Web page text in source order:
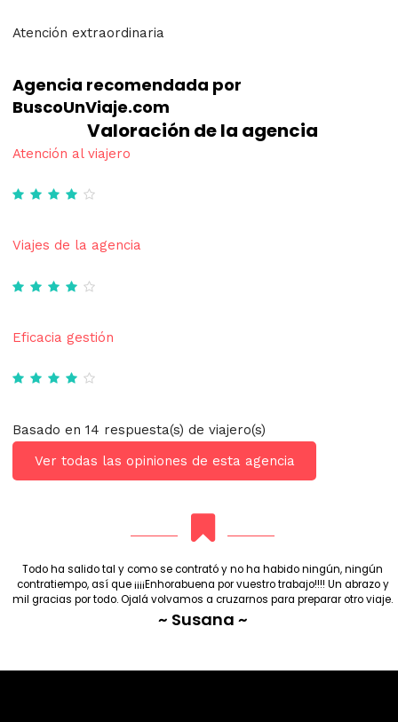
Atención extraordinaria
Agencia recomendada por
BuscoUnViaje.com
Valoración de la agencia
Atención al viajero
Viajes de la agencia
Eficacia gestión
Basado en 14 respuesta(s) de viajero(s)
Ver todas las opiniones de esta agencia
Todo ha salido tal y como se contrató y no ha habido ningún, ningún
contratiempo, así que ¡¡¡¡Enhorabuena por vuestro trabajo!!!! Un abrazo y
mil gracias por todo. Ojalá volvamos a cruzarnos para preparar otro viaje.
~ Susana ~